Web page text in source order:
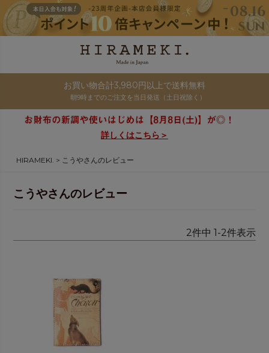
お買い物合計3,980円以上で送料無料
朝9時までのご注文を当日発送（土日祝除く）
詳しくはこちら＞
HIRAMEKI. こうやさんのレビュー
こうやさんのレビュー
2件中 1 -2件表示